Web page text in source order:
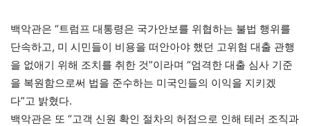
백악관은 “트럼프 대통령은 국가안보를 위협하는 불법 행위를
단속하고, 미 시민들이 비용을 떠안아야 했던 고위험 대출 관행
을 없애기 위해 조치를 취한 것”이라며 “엄격한 대출 심사 기준
을 복원함으로써 법을 준수하는 미국인들의 이익을 지키겠
다”고 밝혔다.
백악관은 또 “고객 신원 확인 절차의 허점으로 인해 테러 조직과